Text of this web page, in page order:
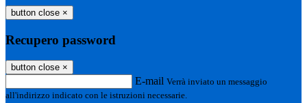
button close ×
Recupero password
button close ×
E-mail Verrà inviato un messaggio
all'indirizzo indicato con le istruzioni necessarie.